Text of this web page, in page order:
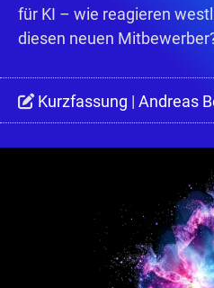
für KI – wie reagieren
diesen neuen
Kurzfassung | Andreas